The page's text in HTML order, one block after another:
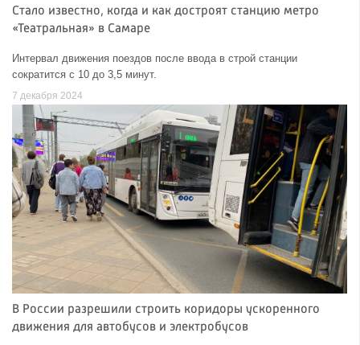
Стало известно, когда и как достроят станцию метро
«Театральная» в Самаре
Интервал движения поездов после ввода в строй станции
сократится с 10 до 3,5 минут.
7 декабря 2024
В России разрешили строить коридоры ускоренного
движения для автобусов и электробусов